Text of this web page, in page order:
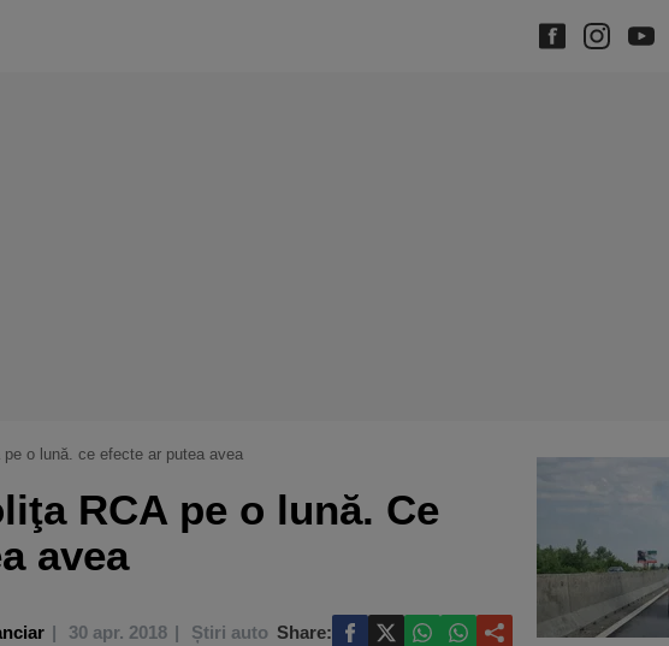
o lună. ce efecte ar putea avea
RCA pe o lună. Ce
avea
30 apr. 2018 Știri auto Share: